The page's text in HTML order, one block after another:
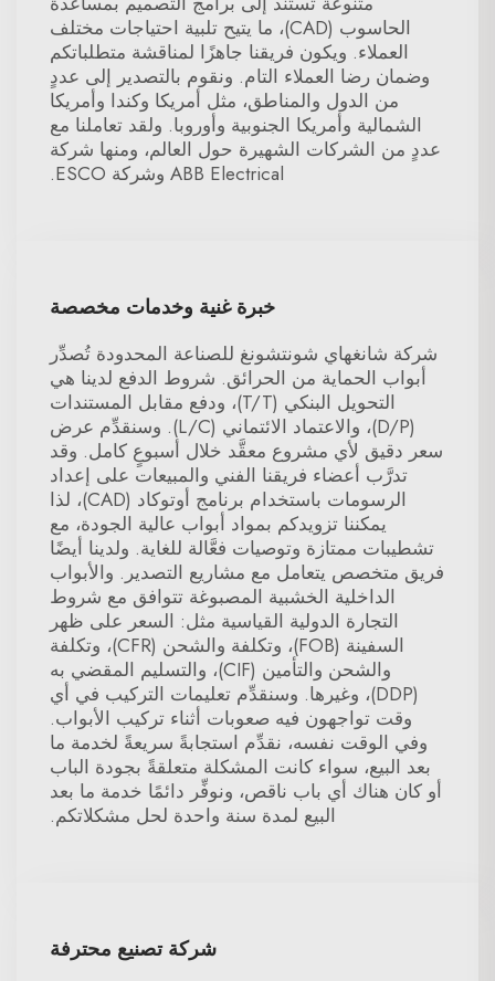
الحاسوب (CAD)، ما يتيح تلبية احتياجات مختلف
العملاء. ويكون فريقنا جاهزًا لمناقشة متطلباتكم
وضمان رضا العملاء التام. ونقوم بالتصدير إلى عددٍ
من الدول والمناطق، مثل أمريكا وكندا وأمريكا
الشمالية وأمريكا الجنوبية وأوروبا. ولقد تعاملنا مع
عددٍ من الشركات الشهيرة حول العالم، ومنها شركة
ABB Electrical وشركة ESCO.
خبرة غنية وخدمات مخصصة
شركة شانغهاي شونتشونغ للصناعة المحدودة تُصدِّر
أبواب الحماية من الحرائق. شروط الدفع لدينا هي
التحويل البنكي (T/T)، ودفع مقابل المستندات
(D/P)، والاعتماد الائتماني (L/C). وسنقدِّم عرض
سعر دقيق لأي مشروع معقَّد خلال أسبوعٍ كامل. وقد
تدرَّب أعضاء فريقنا الفني والمبيعات على إعداد
الرسومات باستخدام برنامج أوتوكاد (CAD)، لذا
يمكننا تزويدكم بمواد أبواب عالية الجودة، مع
تشطيبات ممتازة وتوصيات فعَّالة للغاية. ولدينا أيضًا
فريق متخصص يتعامل مع مشاريع التصدير. والأبواب
الداخلية الخشبية المصبوغة تتوافق مع شروط
التجارة الدولية القياسية مثل: السعر على ظهر
السفينة (FOB)، وتكلفة والشحن (CFR)، وتكلفة
والشحن والتأمين (CIF)، والتسليم المقضي به
(DDP)، وغيرها. وسنقدِّم تعليمات التركيب في أي
وقت تواجهون فيه صعوبات أثناء تركيب الأبواب.
وفي الوقت نفسه، نقدِّم استجابةً سريعةً لخدمة ما
بعد البيع، سواء كانت المشكلة متعلقةً بجودة الباب
أو كان هناك أي باب ناقص، ونوفِّر دائمًا خدمة ما بعد
البيع لمدة سنة واحدة لحل مشكلاتكم.
شركة تصنيع محترفة